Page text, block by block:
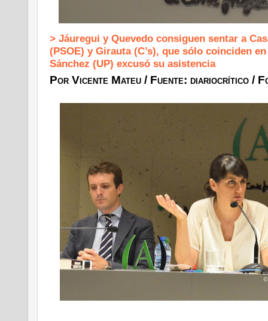
> Jáuregui y Quevedo consiguen sentar a
(PSOE) y Girauta (C’s), que sólo coinciden
Sánchez (UP) excusó su asistencia
Por Vicente Mateu / Fuente: diariocrítico /